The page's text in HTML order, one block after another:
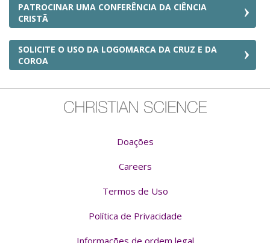
PATROCINAR UMA CONFERÊNCIA DA CIÊNCIA
CRISTÃ
SOLICITE O USO DA LOGOMARCA DA CRUZ E DA
COROA
Doações
Careers
Termos de Uso
Política de Privacidade
Informações de ordem legal